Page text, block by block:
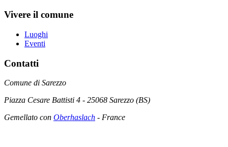
Vivere il comune
Luoghi
Eventi
Contatti
Comune di Sarezzo
Piazza Cesare Battisti 4 - 25068 Sarezzo (BS)
Gemellato con Oberhaslach - France